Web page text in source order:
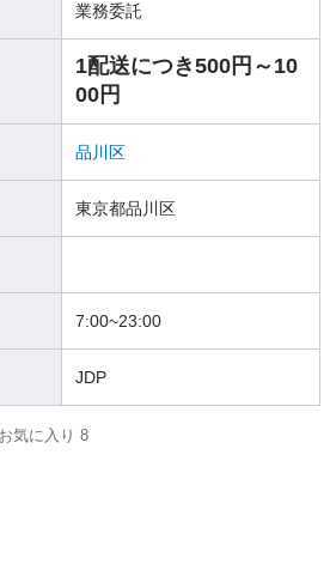
業務委託
1配送につき500円～10
00円
品川区
東京都品川区
7:00~23:00
JDP
お気に入り 8